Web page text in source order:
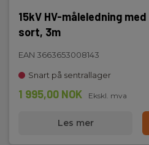
15kV HV-måleledning
sort, 3m
EAN 3663653008143
Snart på sentrallager
1 995,00 NOK Ekskl. mva
Les mer